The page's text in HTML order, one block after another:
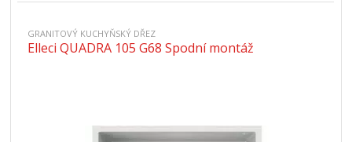
GRANITOVÝ KUCHYŇSKÝ DŘEZ
Elleci QUADRA 105 G68 Spodní montáž